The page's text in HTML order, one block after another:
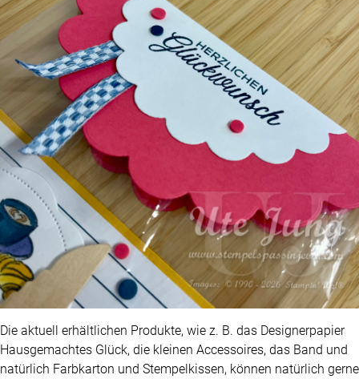
Die aktuell erhältlichen Produkte, wie z. B. das Designerpapier
Hausgemachtes Glück, die kleinen Accessoires, das Band und
natürlich Farbkarton und Stempelkissen, können natürlich gerne